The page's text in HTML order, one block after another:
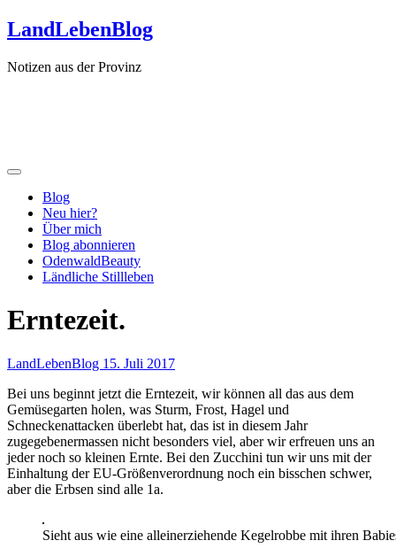
Zum
Inhalt
LandLebenBlog
Notizen aus der Provinz
Blog
Neu hier?
Über mich
Blog abonnieren
OdenwaldBeauty
Ländliche Stillleben
Erntezeit.
LandLebenBlog 15. Juli 2017
Bei uns beginnt jetzt die Erntezeit, wir können all das aus dem
Gemüsegarten holen, was Sturm, Frost, Hagel und
Schneckenattacken überlebt hat, das ist in diesem Jahr
zugegebenermassen nicht besonders viel, aber wir erfreuen uns an
jeder noch so kleinen Ernte. Bei den Zucchini tun wir uns mit der
Einhaltung der EU-Größenverordnung noch ein bisschen schwer,
aber die Erbsen sind alle 1a.
Sieht aus wie eine alleinerziehende Kegelrobbe mit ihren